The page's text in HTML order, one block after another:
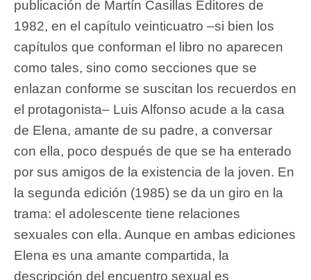
publicación de Martín Casillas Editores de
1982, en el capítulo veinticuatro –si bien los
capítulos que conforman el libro no aparecen
como tales, sino como secciones que se
enlazan conforme se suscitan los recuerdos en
el protagonista– Luis Alfonso acude a la casa
de Elena, amante de su padre, a conversar
con ella, poco después de que se ha enterado
por sus amigos de la existencia de la joven. En
la segunda edición (1985) se da un giro en la
trama: el adolescente tiene relaciones
sexuales con ella. Aunque en ambas ediciones
Elena es una amante compartida, la
descripción del encuentro sexual es